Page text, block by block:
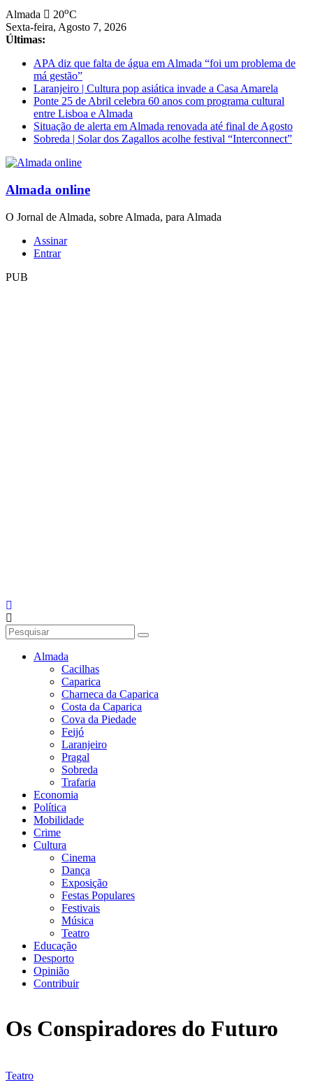
Saltar
para
conteúdo
Almada 20oC
Sexta-feira, Agosto 7, 2026
Últimas:
APA diz que falta de água em Almada “foi um problema de
má gestão”
Laranjeiro | Cultura pop asiática invade a Casa Amarela
Ponte 25 de Abril celebra 60 anos com programa cultural
entre Lisboa e Almada
Situação de alerta em Almada renovada até final de Agosto
Sobreda | Solar dos Zagallos acolhe festival “Interconnect”
Almada online
O Jornal de Almada, sobre Almada, para Almada
Assinar
Entrar
PUB
Almada
Cacilhas
Caparica
Charneca da Caparica
Costa da Caparica
Cova da Piedade
Feijó
Laranjeiro
Pragal
Sobreda
Trafaria
Economia
Política
Mobilidade
Crime
Cultura
Cinema
Dança
Exposição
Festas Populares
Festivais
Música
Teatro
Educação
Desporto
Opinião
Contribuir
Os Conspiradores do Futuro
Teatro